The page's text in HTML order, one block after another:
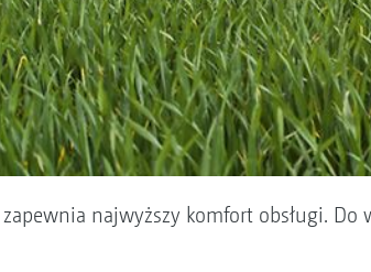
najwyższy komfort obsługi. Do